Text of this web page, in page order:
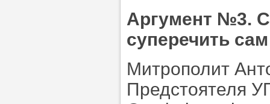
Аргумент №3.
суперечить сам
Митрополит
Предстоятеля